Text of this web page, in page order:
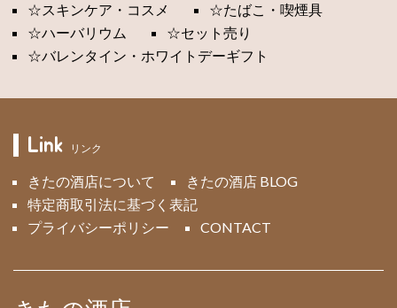
☆スキンケア・コスメ
☆たばこ・喫煙具
☆ハーバリウム
☆セット売り
☆バレンタイン・ホワイトデーギフト
Link リンク
きたの酒店について
きたの酒店 BLOG
特定商取引法に基づく表記
プライバシーポリシー
CONTACT